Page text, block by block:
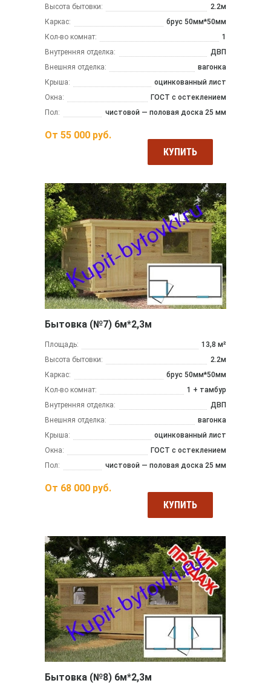
Высота бытовки:
2.2м
Каркас:
брус 50мм*50мм
Кол-во комнат:
1
Внутренняя отделка:
ДВП
Внешняя отделка:
вагонка
Крыша:
оцинкованный лист
Окна:
ГОСТ с остеклением
Пол:
чистовой — половая доска 25 мм
От 55 000 руб.
КУПИТЬ
Бытовка (№7) 6м*2,3м
Площадь:
13,8 м²
Высота бытовки:
2.2м
Каркас:
брус 50мм*50мм
Кол-во комнат:
1 + тамбур
Внутренняя отделка:
ДВП
Внешняя отделка:
вагонка
Крыша:
оцинкованный лист
Окна:
ГОСТ с остеклением
Пол:
чистовой — половая доска 25 мм
От 68 000 руб.
КУПИТЬ
Бытовка (№8) 6м*2,3м